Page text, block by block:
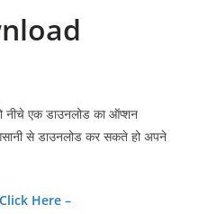
नीचे एक डाउनलोड का ऑप्शन
से डाउनलोड कर सकते हो अपने
Here –